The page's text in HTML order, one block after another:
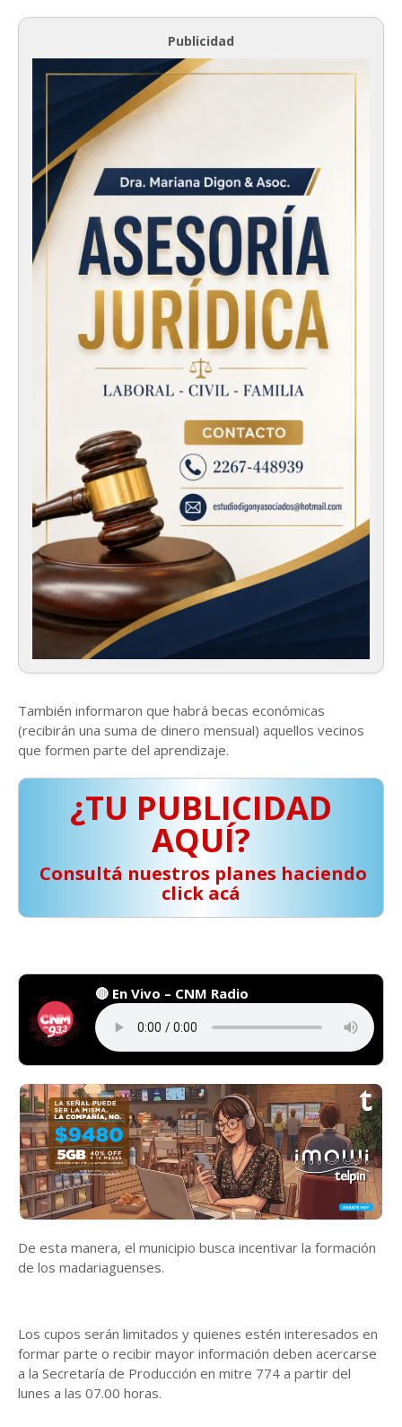
Publicidad
También informaron que habrá becas económicas
(recibirán una suma de dinero mensual) aquellos vecinos
que formen parte del aprendizaje.
¿TU PUBLICIDAD
AQUÍ?
️ Consultá nuestros planes haciendo
click acá
🔴 En Vivo – CNM Radio
De esta manera, el municipio busca incentivar la formación
de los madariaguenses.
Los cupos serán limitados y quienes estén interesados en
formar parte o recibir mayor información deben acercarse
a la Secretaría de Producción en mitre 774 a partir del
lunes a las 07.00 horas.